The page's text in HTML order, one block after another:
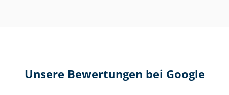
Unsere Bewertungen bei Google